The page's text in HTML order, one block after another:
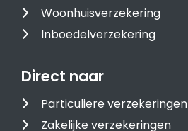
Woonhuisverzekering
Inboedelverzekering
Direct naar
Particuliere verzekeringen
Zakelijke verzekeringen